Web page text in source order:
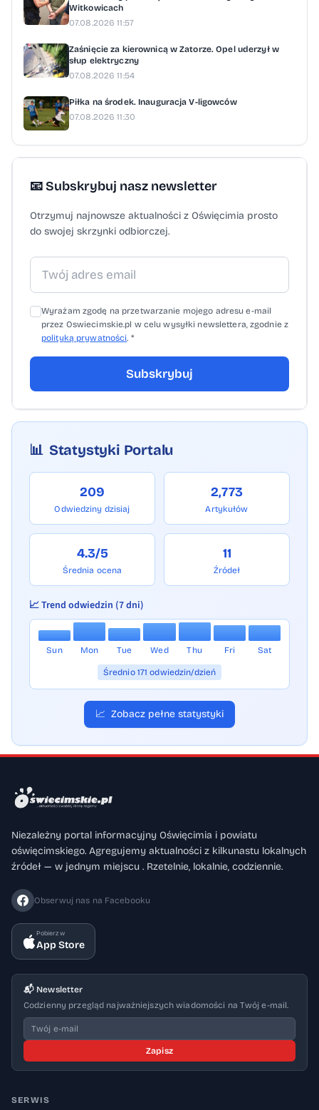
Witkowicach
07.08.2026 11:57
Zaśnięcie za kierownicą w Zatorze. Opel uderzył w
słup elektryczny
07.08.2026 11:54
Piłka na środek. Inauguracja V-ligowców
07.08.2026 11:30
📧 Subskrybuj nasz newsletter
Otrzymuj najnowsze aktualności z Oświęcimia prosto
do swojej skrzynki odbiorczej.
Wyrażam zgodę na przetwarzanie mojego adresu e-mail
przez Oswiecimskie.pl w celu wysyłki newslettera, zgodnie z
polityką prywatności. *
Subskrybuj
📊 Statystyki Portalu
209
Odwiedziny dzisiaj
2,773
Artykułów
4.3/5
Średnia ocena
11
Źródeł
📈 Trend odwiedzin (7 dni)
Sun Mon Tue Wed Thu Fri Sat
Średnio 171 odwiedzin/dzień
📈 Zobacz pełne statystyki
Niezależny portal informacyjny Oświęcimia i powiatu
oświęcimskiego. Agregujemy aktualności z kilkunastu lokalnych
źródeł — w jednym miejscu . Rzetelnie, lokalnie, codziennie.
Obserwuj nas na Facebooku
Pobierz w
App Store
📬 Newsletter
Codzienny przegląd najważniejszych wiadomości na Twój e-mail.
Zapisz
SERWIS